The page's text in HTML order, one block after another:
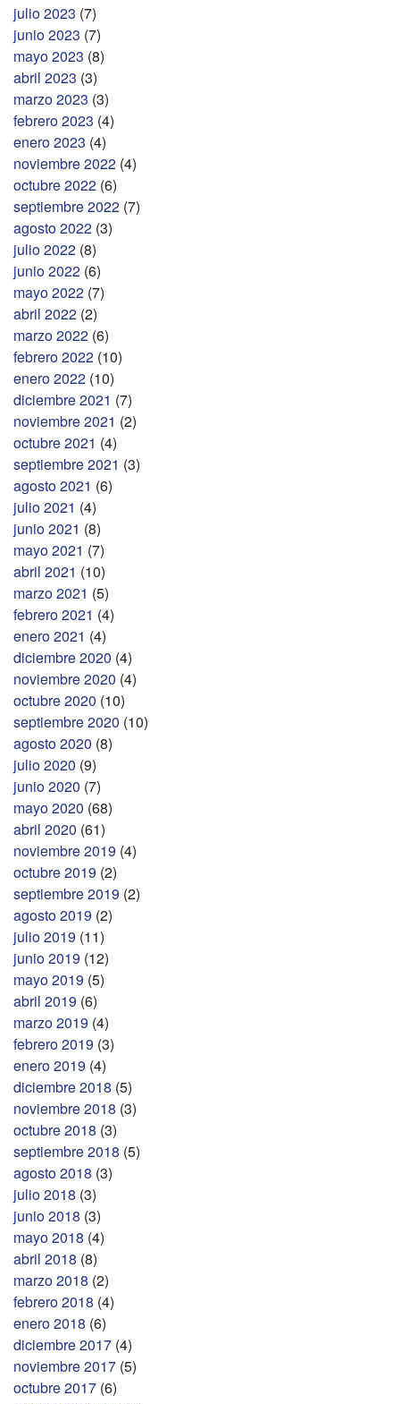
julio 2023 (7)
junio 2023 (7)
mayo 2023 (8)
abril 2023 (3)
marzo 2023 (3)
febrero 2023 (4)
enero 2023 (4)
noviembre 2022 (4)
octubre 2022 (6)
septiembre 2022 (7)
agosto 2022 (3)
julio 2022 (8)
junio 2022 (6)
mayo 2022 (7)
abril 2022 (2)
marzo 2022 (6)
febrero 2022 (10)
enero 2022 (10)
diciembre 2021 (7)
noviembre 2021 (2)
octubre 2021 (4)
septiembre 2021 (3)
agosto 2021 (6)
julio 2021 (4)
junio 2021 (8)
mayo 2021 (7)
abril 2021 (10)
marzo 2021 (5)
febrero 2021 (4)
enero 2021 (4)
diciembre 2020 (4)
noviembre 2020 (4)
octubre 2020 (10)
septiembre 2020 (10)
agosto 2020 (8)
julio 2020 (9)
junio 2020 (7)
mayo 2020 (68)
abril 2020 (61)
noviembre 2019 (4)
octubre 2019 (2)
septiembre 2019 (2)
agosto 2019 (2)
julio 2019 (11)
junio 2019 (12)
mayo 2019 (5)
abril 2019 (6)
marzo 2019 (4)
febrero 2019 (3)
enero 2019 (4)
diciembre 2018 (5)
noviembre 2018 (3)
octubre 2018 (3)
septiembre 2018 (5)
agosto 2018 (3)
julio 2018 (3)
junio 2018 (3)
mayo 2018 (4)
abril 2018 (8)
marzo 2018 (2)
febrero 2018 (4)
enero 2018 (6)
diciembre 2017 (4)
noviembre 2017 (5)
octubre 2017 (6)